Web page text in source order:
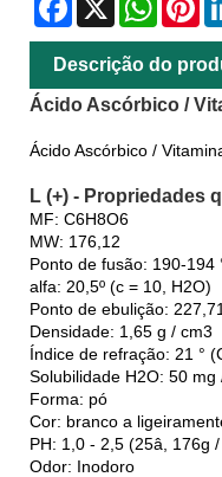
Descrição do
Ácido Ascórbico /
Ácido Ascórbico /
L (+) - Propriedades
MF: C6H8O6
MW: 176,12
Ponto de fusão: 190-194
alfa: 20,5º (c = 10, H2O)
Ponto de ebulição:
Densidade: 1,65 g / cm3
Índice de refração: 21 °
Solubilidade H2O: 50
Forma: pó
Cor: branco a
PH: 1,0 - 2,5 (25â, 176g
Odor: Inodoro